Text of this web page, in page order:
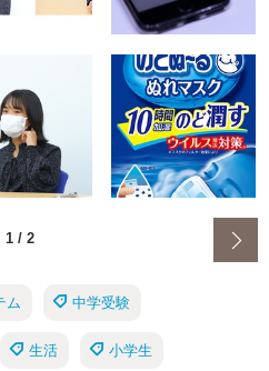
1 / 2
ム 中学受験
生活 小学生